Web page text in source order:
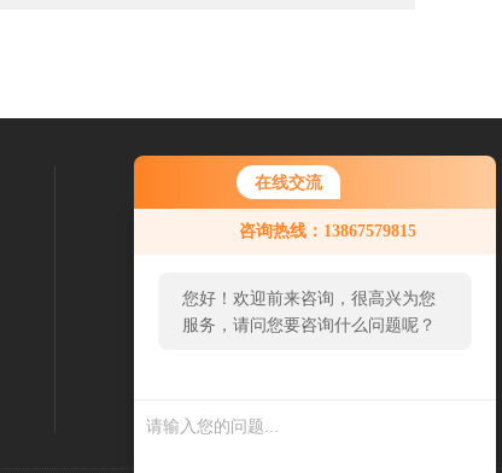
在线交流
咨询热线：13867579815
您好！欢迎前来咨询，很高兴为您
服务，请问您要咨询什么问题呢？
邮件联系我们：
13867579815@163.com